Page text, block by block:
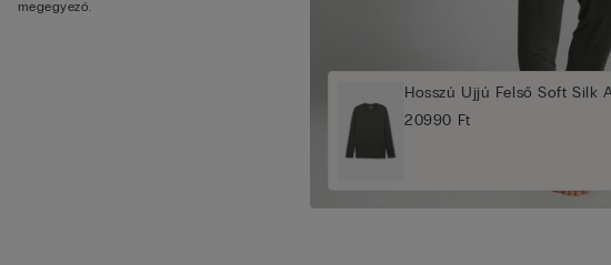
megegyező.
Hosszú Ujjú Felső Soft Silk
20990 Ft